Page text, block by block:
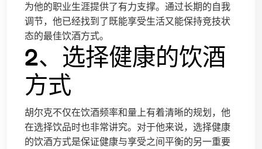
为他的职业生涯提供了有力支撑。通过长期的自我
调节，他已经找到了既能享受生活又能保持竞技状
态的最佳饮酒方式。
2、选择健康的饮酒
方式
胡尔克不仅在饮酒频率和量上有着清晰的规划，他
在选择饮品时也非常讲究。对于他来说，选择健康
的饮酒方式是保证健康与享受之间平衡的另一重要